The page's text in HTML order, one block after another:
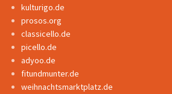
kulturigo.de
prosos.org
classicello.de
picello.de
adyoo.de
fitundmunter.de
weihnachtsmarktplatz.de